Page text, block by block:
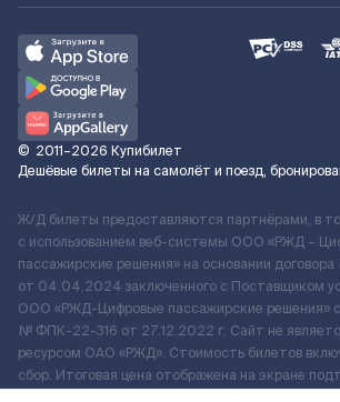
© 2011–2026 Купибилет
Дешёвые билеты на самолёт и поезд,
Ж/Д билеты предоставляются партнёрами, в
с использованием веб-системы ООО «РЖД –
пассажирские решения» на основании
от 04.04.2024 заключенного с Поставщиком
ООО «РЖД-Цифровые пассажирские решения»
№ ФПК-22-316 от 27.12.2022 г. Сайт не
ресурсом ОАО «РЖД». Стоимость билетов
сбор. Итоговая цена отображена на экране